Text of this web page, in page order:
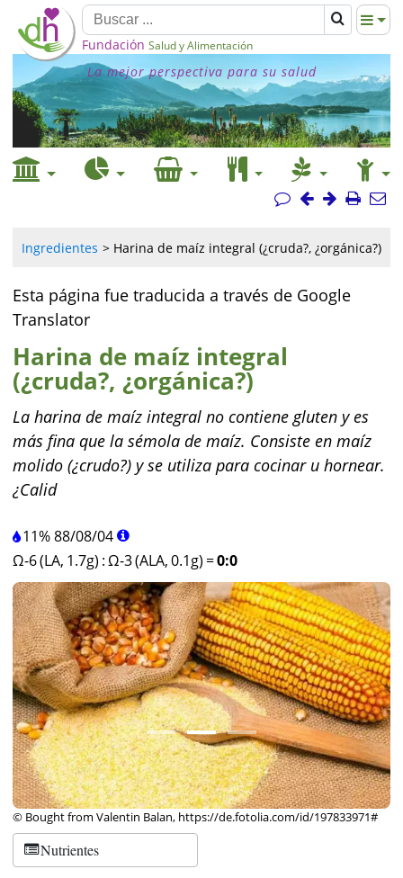
Fundación Salud y Alimentación
La mejor perspectiva para su salud
Ingredientes Harina de maíz integral (¿cruda?, ¿orgánica?)
Esta página fue traducida a través de Google
Translator
Harina de maíz integral
(¿cruda?, ¿orgánica?)
La harina de maíz integral no contiene gluten y es
más fina que la sémola de maíz. Consiste en maíz
molido (¿crudo?) y se utiliza para cocinar u hornear.
¿Calid
11%88/08/04
Ω-6 (LA, 1.7g) :Ω-3 (ALA, 0.1g) =0:0
© Bought from Valentin Balan, https://de.fotolia.com/id/197833971#
Nutrientes